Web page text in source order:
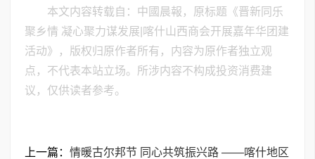
本文内容转载自：中國晨報，原标题《晋新同乐
聚乡情 凝心聚力谋发展|喀什山西商会开展嘉年华团建
活动》，版权归原作者所有，内容为原作者独立观
点，不代表本站立场。所涉内容不构成投资消费建
议，仅供读者参考。
上一篇： 情暖古尔邦节 同心共筑振兴路 ——喀什地区